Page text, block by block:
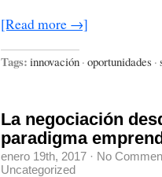
[Read more →]
Tags: innovación · oportunidades ·
La negociación
paradigma
enero 19th, 2017 · No
Uncategorized